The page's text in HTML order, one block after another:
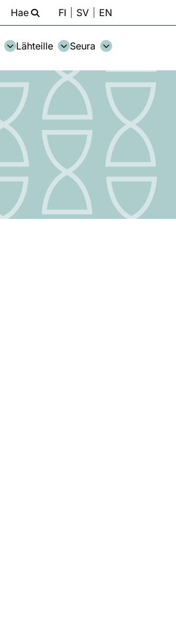
Hae FI SV EN
Lähteille Seura